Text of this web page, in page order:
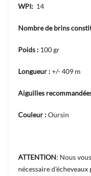
WPI: 14
Nombre de brins
Poids : 100 gr
Longueur :+/- 409 m
Aiguilles
Couleur :Oursin
ATTENTION: Nous
nécessaire